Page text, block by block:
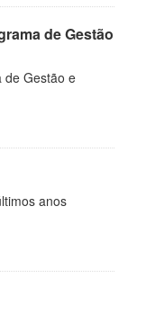
de Gestão
de Gestão e
anos